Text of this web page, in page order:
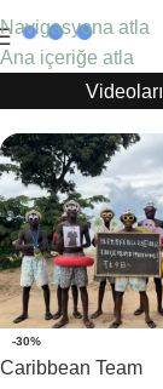
Navigasyona atla
Ana içeriğe atla
-30%
Caribbean Team